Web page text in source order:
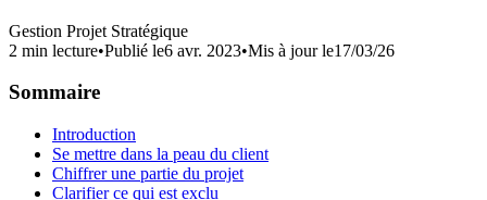
Gestion Projet Stratégique
2 min lecture•Publié le6 avr. 2023•Mis à jour le17/03/26
Sommaire
Introduction
Se mettre dans la peau du client
Chiffrer une partie du projet
Clarifier ce qui est exclu